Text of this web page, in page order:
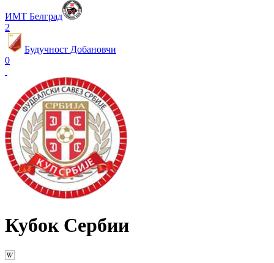
ИМТ Белград
2
Будучност Добановчи
0
Кубок Сербии